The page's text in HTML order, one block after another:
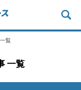
覧
一覧